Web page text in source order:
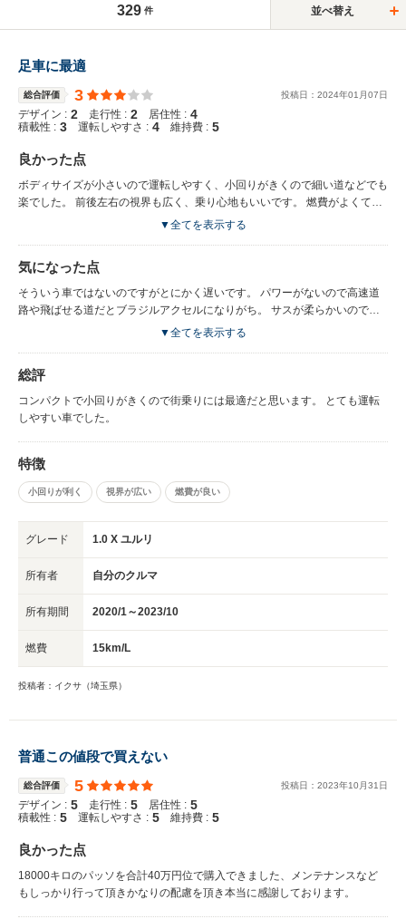
329 件 並べ替え
足車に最適
総合評価 3 投稿日： 2024年01 月07日
デザイン : 2 走行性 : 2 居住性 : 4
積載性 : 3 運転しやすさ : 4 維持費 : 5
良かった点
ボディサイズが小さいので運転しやすく、小回りがきくので細い道などでも
楽でした。 前後左右の視界も広く、乗り心地もいいです。 燃費がよくて経
済的だと思います。 見た目がかわいい。
▼全てを表示する
気になった点
そういう車ではないのですがとにかく遅いです。 パワーがないので高速道
路や飛ばせる道だとブラジルアクセルになりがち。 サスが柔らかいので、
交差点とかである程度の速度で曲がるとロールが顕著に発生する。 かわい
▼全てを表示する
総評
コンパクトで小回りがきくので街乗りには最適だと思います。 とても運転
しやすい車でした。
特徴
小回りが利く 視界が広い 燃費が良い
グレード 1.0 X ユルリ
所有者 自分のクルマ
所有期間 2020/1～2023/10
燃費 15km/L
投稿者：イクサ（埼玉県）
普通この値段で買えない
総合評価 5 投稿日： 2023年10 月31 日
デザイン : 5 走行性 : 5 居住性 : 5
積載性 : 5 運転しやすさ : 5 維持費 : 5
良かった点
18000キロのパッソを合計40万円位で購入できました、メンテナンスなど
もしっかり行って頂きかなりの配慮を頂き本当に感謝しております。